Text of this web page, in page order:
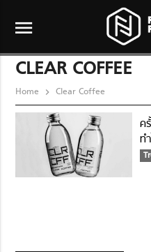
menu
CLEAR COFFEE
Home Clear Coffee
ค
ท